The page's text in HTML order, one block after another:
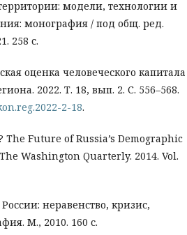
модели, технологии и
монография / под общ. ред.
258 с.
оценка человеческого капитала
2022. Т. 18, вып. 2. С. 556–568.
2-18.
The Future of Russia’s Demographic
Washington Quarterly. 2014. Vol.
неравенство, кризис,
М., 2010. 160 с.